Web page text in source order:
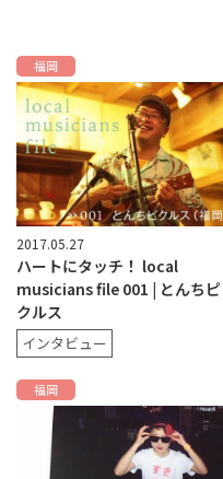
福岡
2017.05.27
ハートにタッチ！ local
musicians file 001 | とんちピ
クルス
インタビュー
福岡